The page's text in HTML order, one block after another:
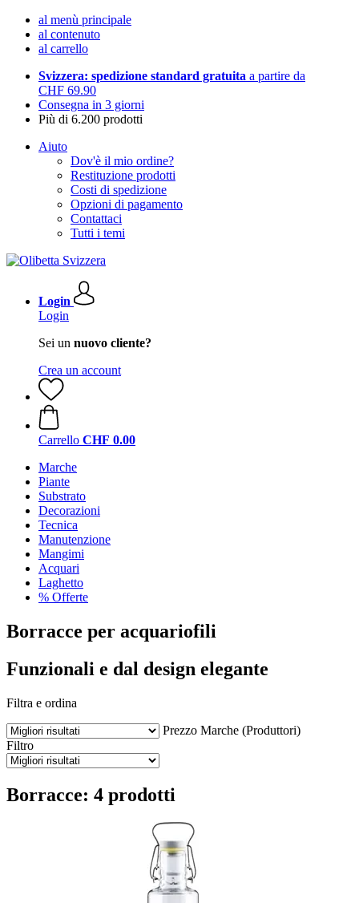
al menù principale
al contenuto
al carrello
Svizzera: spedizione standard gratuita a partire da
CHF 69.90
Consegna in 3 giorni
Più di 6.200 prodotti
Aiuto
Dov'è il mio ordine?
Restituzione prodotti
Costi di spedizione
Opzioni di pagamento
Contattaci
Tutti i temi
Login
Login
Sei un nuovo cliente?
Crea un account
Carrello CHF 0.00
Marche
Piante
Substrato
Decorazioni
Tecnica
Manutenzione
Mangimi
Acquari
Laghetto
% Offerte
Borracce per acquariofili
Funzionali e dal design elegante
Filtra e ordina
Prezzo Marche (Produttori)
Filtro
Borracce: 4 prodotti